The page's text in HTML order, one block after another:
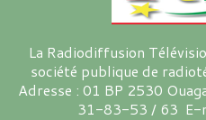
La Radiodiffusion
société publique de
Adresse : 01 BP 2530
31-83-53 / 63 E-